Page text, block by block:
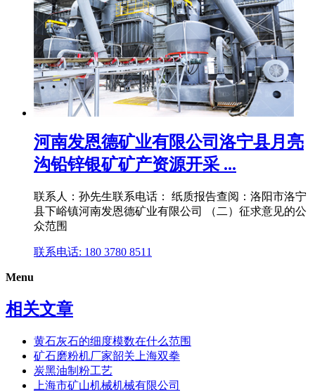
河南发恩德矿业有限公司洛宁县月亮
沟铅锌银矿矿产资源开采 ...
联系人：孙先生联系电话： 纸质报告查阅：洛阳市洛宁
县下峪镇河南发恩德矿业有限公司 （二）征求意见的公
众范围
联系电话: 180 3780 8511
Menu
相关文章
黄石灰石的细度模数在什么范围
矿石磨粉机厂家韶关上海双拳
炭黑油制粉工艺
上海市矿山机械机械有限公司